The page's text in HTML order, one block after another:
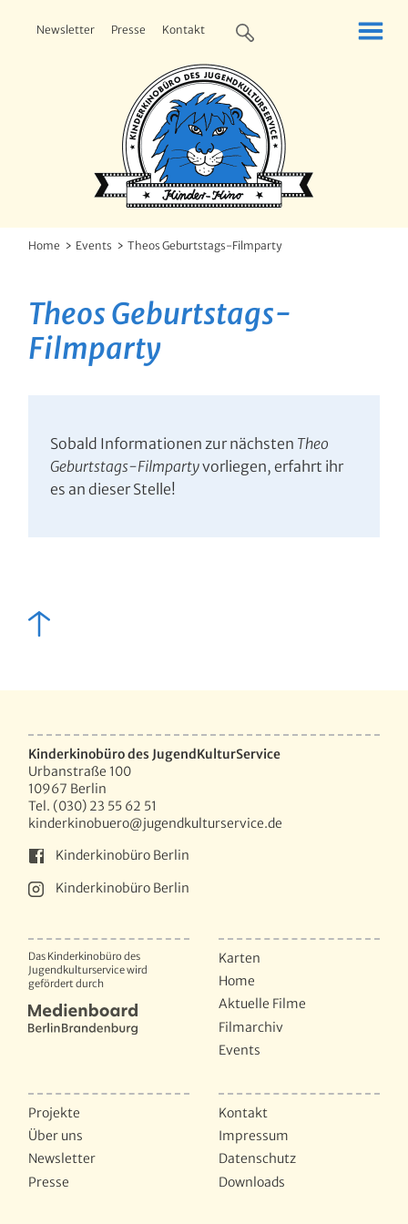
Newsletter Presse Kontakt
Home Events Theos Geburtstags-Filmparty
Theos Geburtstags-
Filmparty
Sobald Informationen zur nächsten Theo
Geburtstags-Filmpartyvorliegen, erfahrt ihr
es an dieser Stelle!
Kinderkinobüro des JugendKulturService
Urbanstraße 100
10967 Berlin
Tel. (030) 23 55 62 51
kinderkinobuero@jugendkulturservice.de
Kinderkinobüro Berlin
Kinderkinobüro Berlin
Das Kinderkinobüro des
Jugendkulturservice wird
gefördert durch
Karten
Home
Aktuelle Filme
Filmarchiv
Events
Projekte
Über uns
Newsletter
Presse
Kontakt
Impressum
Datenschutz
Downloads